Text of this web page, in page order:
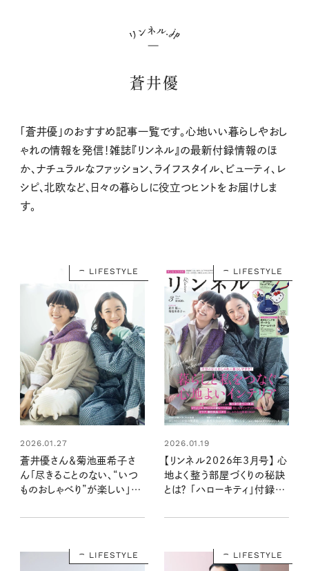
蒼井優
「蒼井優」のおすすめ記事一覧です。心地いい暮らしやおし
ゃれの情報を発信！雑誌『リンネル』の最新付録情報のほ
か、ナチュラルなファッション、ライフスタイル、ビューティ、レ
シピ、北欧など、日々の暮らしに役立つヒントをお届けしま
す。
LIFESTYLE
2026.01.27
蒼井優さん＆菊池亜希子さ
ん「尽きることのない、“いつ
ものおしゃべり”が楽しい」リ
LIFESTYLE
2026.01.19
【リンネル2026年3月号】 心
地よく整う部屋づくりの秘訣
とは？ 「ハローキティ」付録と
〈1月20日発売3月号・3月号
LIFESTYLE LIFESTYLE